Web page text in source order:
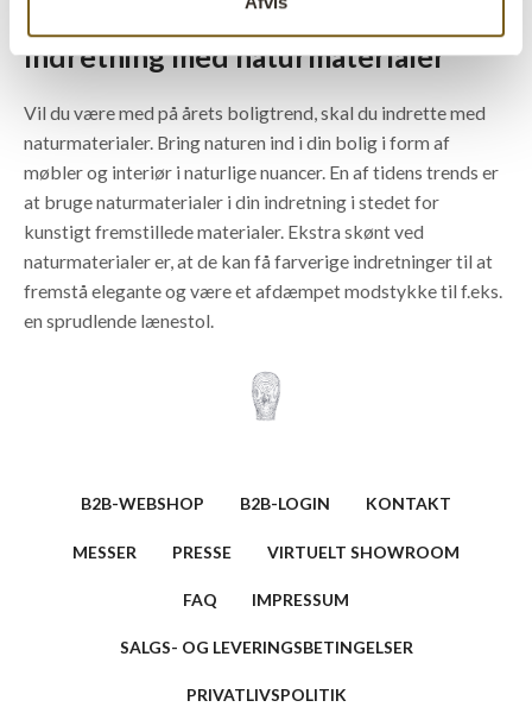
Indretning med naturmaterialer
Vil du være med på årets boligtrend, skal du indrette med
naturmaterialer. Bring naturen ind i din bolig i form af
møbler og interiør i naturlige nuancer. En af tidens trends er
at bruge naturmaterialer i din indretning i stedet for
kunstigt fremstillede materialer. Ekstra skønt ved
naturmaterialer er, at de kan få farverige indretninger til at
fremstå elegante og være et afdæmpet modstykke til f.eks.
en sprudlende lænestol.
B2B-WEBSHOP B2B-LOGIN KONTAKT
MESSER PRESSE VIRTUELT SHOWROOM
FAQ IMPRESSUM
SALGS- OG LEVERINGSBETINGELSER
PRIVATLIVSPOLITIK